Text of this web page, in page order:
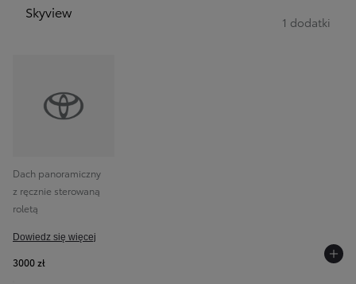
Skyview
1 dodatki
Dach panoramiczny
z ręcznie sterowaną
roletą
Dowiedz się więcej
3000 zł